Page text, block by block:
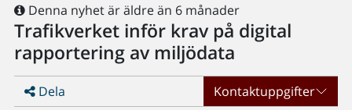
Denna nyhet är äldre än 6 månader
Trafikverket inför krav på digital
rapportering av miljödata
Dela Kontaktuppgifter